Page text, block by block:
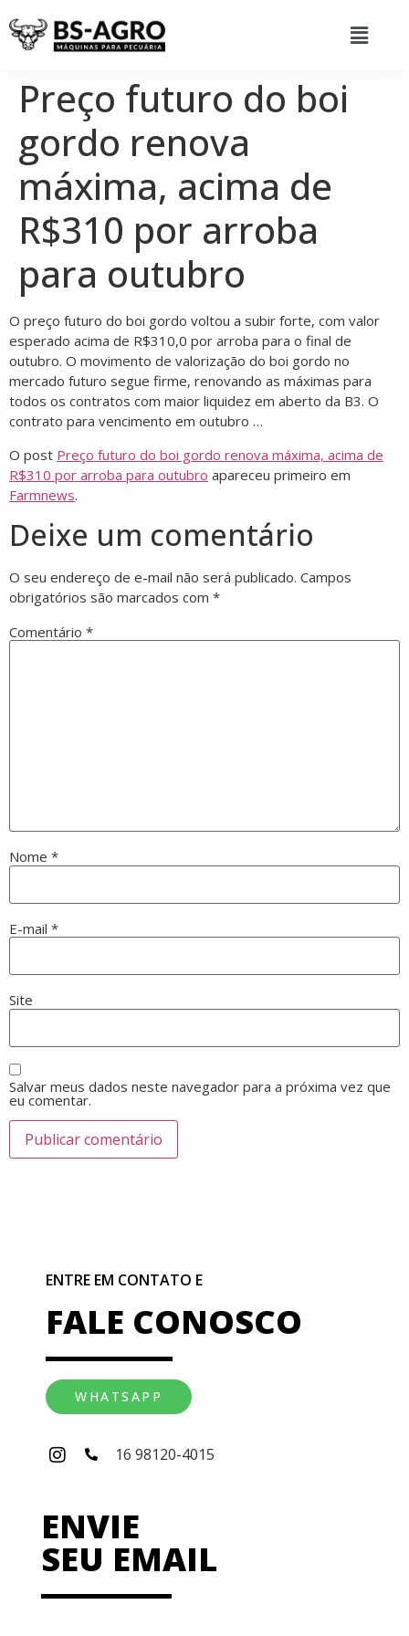
Preço futuro do boi
gordo renova
máxima, acima de
R$310 por arroba
para outubro
O preço futuro do boi gordo voltou a subir forte, com valor
esperado acima de R$310,0 por arroba para o final de
outubro. O movimento de valorização do boi gordo no
mercado futuro segue firme, renovando as máximas para
todos os contratos com maior liquidez em aberto da B3. O
contrato para vencimento em outubro …
O post Preço futuro do boi gordo renova máxima, acima de
R$310 por arroba para outubro apareceu primeiro em
Farmnews.
Deixe um comentário
O seu endereço de e-mail não será publicado. Campos
obrigatórios são marcados com *
Comentário *
Nome *
E-mail *
Site
Salvar meus dados neste navegador para a próxima vez que
eu comentar.
ENTRE EM CONTATO E
FALE CONOSCO
WHATSAPP
16 98120-4015
ENVIE
SEU EMAIL